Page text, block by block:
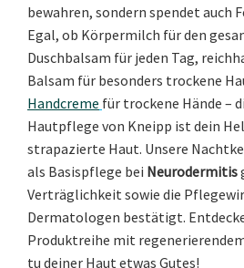
bewahren, sondern spendet auch
Egal, ob Körpermilch für den
Duschbalsam für jeden Tag,
Balsam für besonders trockene
Handcreme für trockene Hände –
Hautpflege von Kneipp ist dein
strapazierte Haut. Unsere
als Basispflege bei Neurodermitis
Verträglichkeit sowie die
Dermatologen bestätigt.
Produktreihe mit
tu deiner Haut etwas Gutes!